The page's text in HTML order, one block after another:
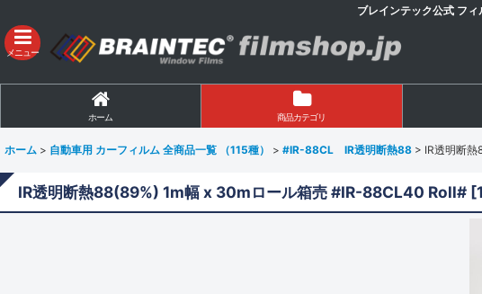
ブレインテック公式 フ
メニュー
ホーム 商品カテゴリ
ホーム > 自動車用 カーフィルム 全商品一覧 （115種） > #IR-88CL IR透明断熱88 > IR透明断
IR透明断熱88(89%) 1m幅 x 30mロール箱売 #IR-88CL40 Roll# [